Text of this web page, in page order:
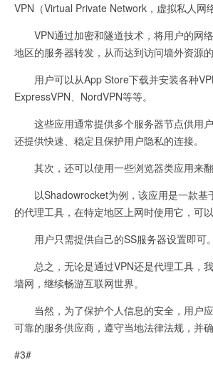
VPN（Virtual Private Network，虚拟私人网
VPN通过加密和隧道技术，将用户的网
地区的服务器转发，从而达到访问墙外资源的
用户可以从App Store下载并安装各种
ExpressVPN、NordVPN等等。
这些应用通常提供多个服务器节点供用
还提供快速、稳定且保护用户隐私的连接。
其次，还可以使用一些浏览器类应用来翻
以Shadowrocket为例，该应用是一款基
的代理工具，在特定地区上网时使用它，可以
用户只需提供自己的SS服务器设置即可。
总之，无论是通过VPN还是代理工具，
墙网，继续畅游互联网世界。
当然，为了保护个人信息的安全，用户
可靠的服务供应商，遵守当地法律法规，并
#3#